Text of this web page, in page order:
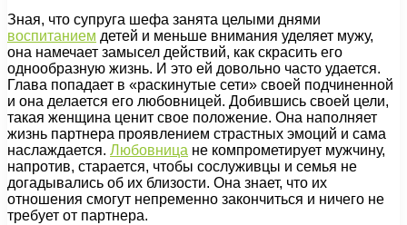
Зная, что супруга шефа занята целыми днями
воспитанием детей и меньше внимания уделяет мужу,
она намечает замысел действий, как скрасить его
однообразную жизнь. И это ей довольно часто удается.
Глава попадает в «раскинутые сети» своей подчиненной
и она делается его любовницей. Добившись своей цели,
такая женщина ценит свое положение. Она наполняет
жизнь партнера проявлением страстных эмоций и сама
наслаждается. Любовница не компрометирует мужчину,
напротив, старается, чтобы сослуживцы и семья не
догадывались об их близости. Она знает, что их
отношения смогут непременно закончиться и ничего не
требует от партнера.